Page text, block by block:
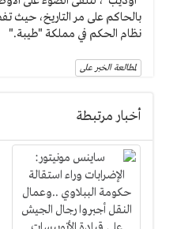
بالحاكم على مر التاريخ، حيث
نظام الحكم في مملكة "طيبة."
لمطالعة الخبر على
أخبار مرتبطة